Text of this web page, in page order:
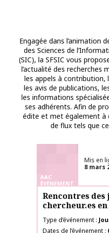
Engagée dans l’animation
des Sciences de
(SIC), la SFSIC vous
l’actualité des recherches
les appels à contribution,
les avis de publications,
les informations
ses adhérents. Afin de
édite et met également à
de flux tels que
AAC
ÉVÉNEMENT
Mis en
8 mars
Rencontres des
chercheur.es
Type d’événement
Dates de l’événement